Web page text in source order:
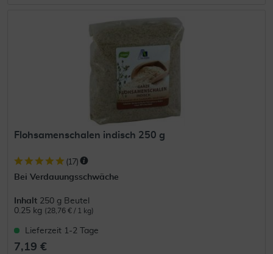
Flohsamenschalen indisch 250 g
(17)
Bei Verdauungsschwäche
Inhalt 250 g Beutel
0.25 kg (28,76 € / 1 kg)
Lieferzeit 1-2 Tage
7,19 €